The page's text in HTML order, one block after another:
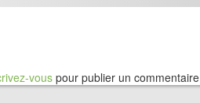
vouspour publier un commentaire